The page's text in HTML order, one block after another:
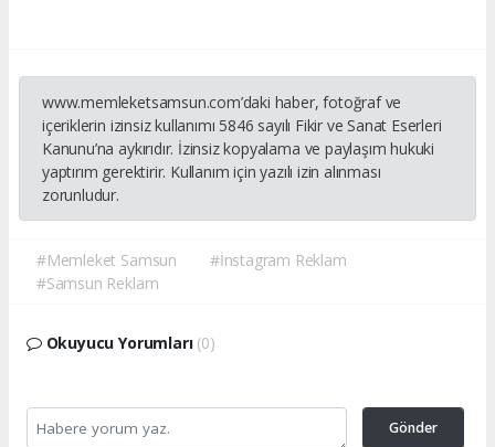
www.memleketsamsun.com’daki haber, fotoğraf ve
içeriklerin izinsiz kullanımı 5846 sayılı Fikir ve Sanat Eserleri
Kanunu’na aykırıdır. İzinsiz kopyalama ve paylaşım hukuki
yaptırım gerektirir. Kullanım için yazılı izin alınması
zorunludur.
#Memleket Samsun
#İnstagram Reklam
#Samsun Reklam
Okuyucu Yorumları (0)
Gönder